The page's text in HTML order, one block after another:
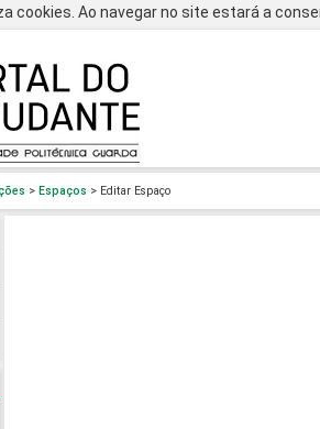
cookies. Ao navegar no site estará a
> Espaços > Editar Espaço